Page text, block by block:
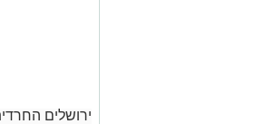
ירושלים